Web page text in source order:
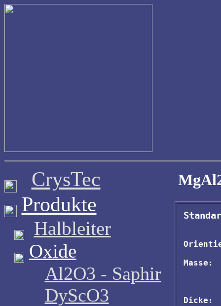
CrysTec
Produkte
Halbleiter
Oxide
Al2O3 - Saphir
DyScO3
Masse:
Dicke: